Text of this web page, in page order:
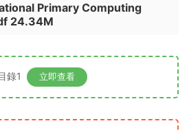
Primary Computing
24.34M
錄1 立即查看